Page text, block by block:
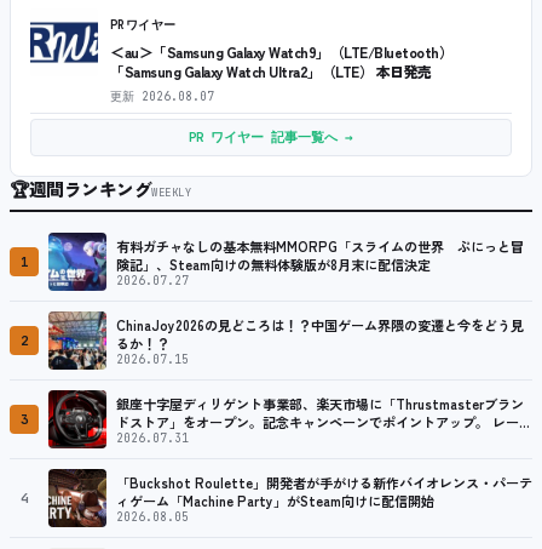
PRワイヤー
＜au＞「Samsung Galaxy Watch9」（LTE/Bluetooth）
「Samsung Galaxy Watch Ultra2」（LTE） 本日発売
更新 2026.08.07
PR ワイヤー 記事一覧へ →
🏆週間ランキングWEEKLY
1
有料ガチャなしの基本無料MMORPG「スライムの世界 ぷにっと冒
険記」、Steam向けの無料体験版が8月末に配信決定
2026.07.27
2
ChinaJoy2026の見どころは！？中国ゲーム界隈の変遷と今をどう見
るか！？
2026.07.15
3
銀座十字屋ディリゲント事業部、楽天市場に「Thrustmasterブラン
ドストア」をオープン。記念キャンペーンでポイントアップ。 レーシ
ング／フライトシム向けコントローラーを中心に、幅広くラインナッ
2026.07.31
4
「Buckshot Roulette」開発者が手がける新作バイオレンス・パーテ
ィゲーム「Machine Party」がSteam向けに配信開始
2026.08.05